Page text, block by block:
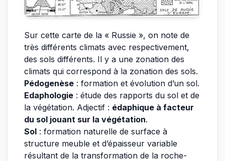
Sur cette carte de la « Russie », on note de
très différents climats avec respectivement,
des sols différents. Il y a une zonation des
climats qui correspond à la zonation des sols.
Pédogenèse : formation et évolution d’un sol.
Edaphologie : étude des rapports du sol et de
la végétation. Adjectif : édaphique à facteur
du sol jouant sur la végétation.
Sol : formation naturelle de surface à
structure meuble et d’épaisseur variable
résultant de la transformation de la roche-